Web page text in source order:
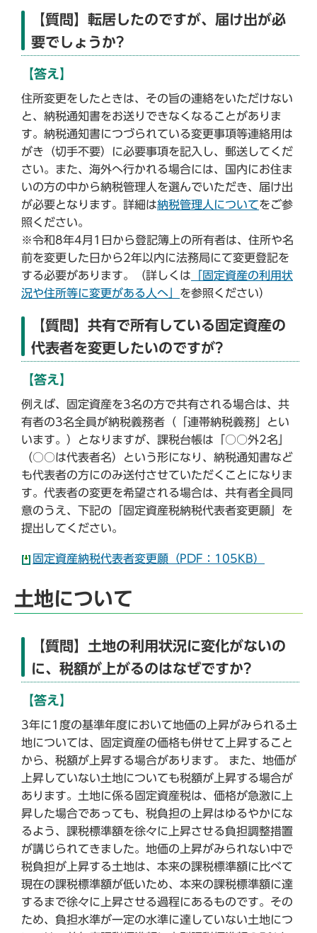
【質問】転居したのですが、届け出が必
要でしょうか?
【答え】
住所変更をしたときは、その旨の連絡をいただけない
と、納税通知書をお送りできなくなることがありま
す。納税通知書につづられている変更事項等連絡用は
がき（切手不要）に必要事項を記入し、郵送してくだ
さい。また、海外へ行かれる場合には、国内にお住ま
いの方の中から納税管理人を選んでいただき、届け出
が必要となります。詳細は納税管理人についてをご参
照ください。
※令和8年4月1日から登記簿上の所有者は、住所や名
前を変更した日から2年以内に法務局にて変更登記を
する必要があります。（詳しくは 「固定資産の利用状
況や住所等に変更がある人へ」 を参照ください）
【質問】共有で所有している固定資産の
代表者を変更したいのですが?
【答え】
例えば、固定資産を3名の方で共有される場合は、共
有者の3名全員が納税義務者（「連帯納税義務」とい
います。）となりますが、課税台帳は「○○外2名」
（○○は代表者名）という形になり、納税通知書など
も代表者の方にのみ送付させていただくことになりま
す。代表者の変更を希望される場合は、共有者全員同
意のうえ、下記の「固定資産税納税代表者変更願」を
提出してください。
固定資産納税代表者変更願（PDF：105KB）
土地について
【質問】土地の利用状況に変化がないの
に、税額が上がるのはなぜですか?
【答え】
3年に1度の基準年度において地価の上昇がみられる土
地については、固定資産の価格も併せて上昇すること
から、税額が上昇する場合があります。 また、地価が
上昇していない土地についても税額が上昇する場合が
あります。土地に係る固定資産税は、価格が急激に上
昇した場合であっても、税負担の上昇はゆるやかにな
るよう、課税標準額を徐々に上昇させる負担調整措置
が講じられてきました。地価の上昇がみられない中で
税負担が上昇する土地は、本来の課税標準額に比べて
現在の課税標準額が低いため、本来の課税標準額に達
するまで徐々に上昇させる過程にあるものです。その
ため、負担水準が一定の水準に達していない土地につ